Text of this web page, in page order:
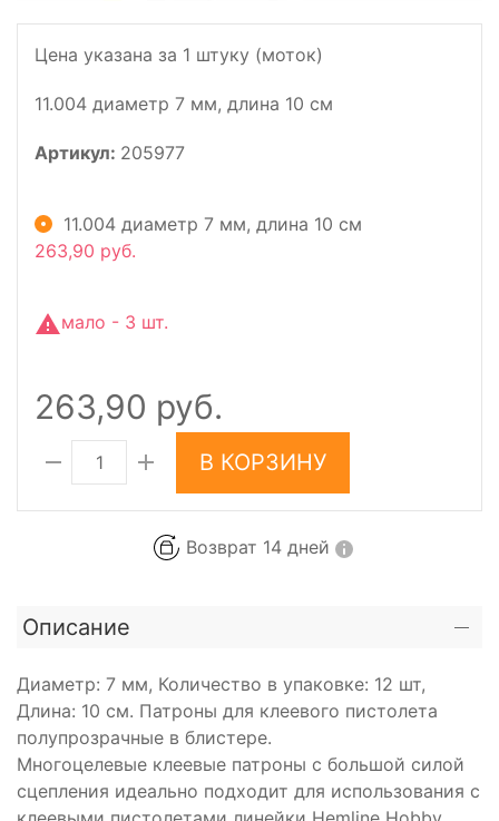
Цена указана за 1 штуку (моток)
11.004 диаметр 7 мм, длина 10 см
Артикул: 205977
11.004 диаметр 7 мм, длина 10 см
263,90 руб.
мало - 3 шт.
263,90 руб.
В КОРЗИНУ
Возврат 14 дней
Описание
Диаметр: 7 мм, Количество в упаковке: 12 шт,
Длина: 10 см. Патроны для клеевого пистолета
полупрозрачные в блистере.
Многоцелевые клеевые патроны с большой силой
сцепления идеально подходит для использования с